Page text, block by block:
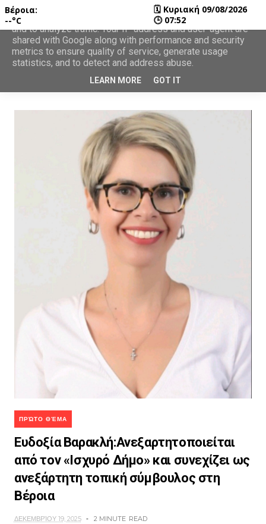
ΠΡΏΤΟ ΘΈΜΑ
Ευδοξία Βαρακλή:Ανεξαρτητοποιείται
από τον «Ισχυρό Δήμο» και συνεχίζει ως
ανεξάρτητη τοπική σύμβουλος στη
Βέροια
ΔΕΚΕΜΒΡΊΟΥ 19, 2025 2 MINUTE READ
Βέροια:
--°C
🗓 Κυριακή 09/08/2026
🕒 07:52
This site uses cookies from Google to deliver its services
and to analyze traffic. Your IP address and user-agent are
shared with Google along with performance and security
metrics to ensure quality of service, generate usage
statistics, and to detect and address abuse.
LEARN MORE GOT IT